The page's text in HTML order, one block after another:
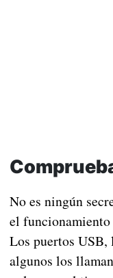
No es ningún
el
Los puertos USB,
algunos los